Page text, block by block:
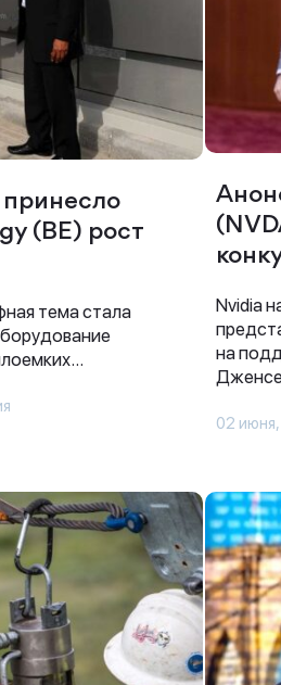
(BE) рост
тема стала
Nvidia
на
02